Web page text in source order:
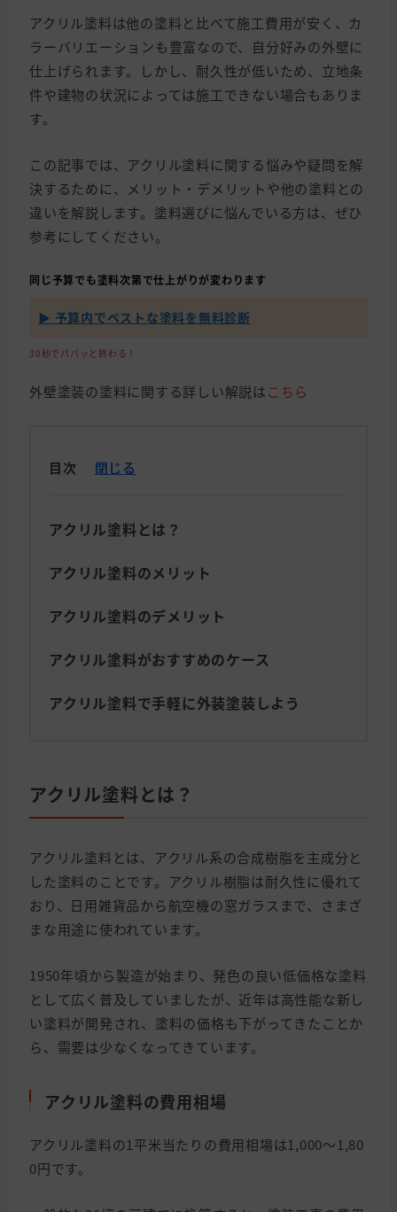
アクリル塗料は他の塗料と比べて施工費用が安く、カ
ラーバリエーションも豊富なので、自分好みの外壁に
仕上げられます。しかし、耐久性が低いため、立地条
件や建物の状況によっては施工できない場合もありま
す。
この記事では、アクリル塗料に関する悩みや疑問を解
決するために、メリット・デメリットや他の塗料との
違いを解説します。塗料選びに悩んでいる方は、ぜひ
参考にしてください。
同じ予算でも塗料次第で仕上がりが変わります
▶ 予算内でベストな塗料を無料診断
30秒でパパッと終わる！
外壁塗装の塗料に関する詳しい解説は こちら
目次 閉じる
アクリル塗料とは？
アクリル塗料のメリット
アクリル塗料のデメリット
アクリル塗料がおすすめのケース
アクリル塗料で手軽に外装塗装しよう
アクリル塗料とは？
アクリル塗料とは、アクリル系の合成樹脂を主成分と
した塗料のことです。アクリル樹脂は耐久性に優れて
おり、日用雑貨品から航空機の窓ガラスまで、さまざ
まな用途に使われています。
1950年頃から製造が始まり、発色の良い低価格な塗料
として広く普及していましたが、近年は高性能な新し
い塗料が開発され、塗料の価格も下がってきたことか
ら、需要は少なくなってきています。
アクリル塗料の費用相場
アクリル塗料の1平米当たりの費用相場は1,000～1,80
0円です。